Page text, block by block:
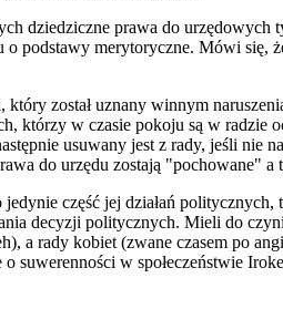
dziedziczne prawa do urzędowych
podstawy merytoryczne. Mówi się,
został uznany winnym
którzy w czasie pokoju są w radzie
usuwany jest z rady, jeśli nie
do urzędu zostają "pochowane" a
część jej działań
decyzji politycznych. Mieli do
a rady kobiet (zwane czasem po
o suwerenności w społeczeństwie